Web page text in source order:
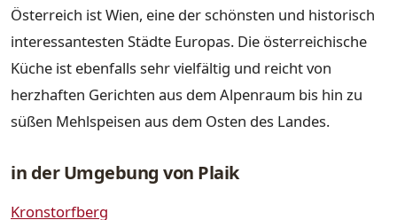
Österreich ist Wien, eine der schönsten und historisch
interessantesten Städte Europas. Die österreichische
Küche ist ebenfalls sehr vielfältig und reicht von
herzhaften Gerichten aus dem Alpenraum bis hin zu
süßen Mehlspeisen aus dem Osten des Landes.
in der Umgebung von Plaik
Kronstorfberg